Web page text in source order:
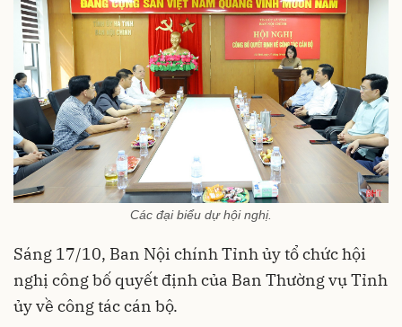
Các đại biểu dự hội nghị.
Sáng 17/10, Ban Nội chính Tỉnh ủy tổ chức hội
nghị công bố quyết định của Ban Thường vụ Tỉnh
ủy về công tác cán bộ.